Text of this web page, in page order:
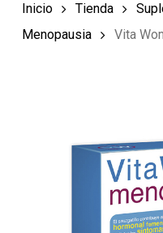
Inicio Tienda
Menopausia
Vita